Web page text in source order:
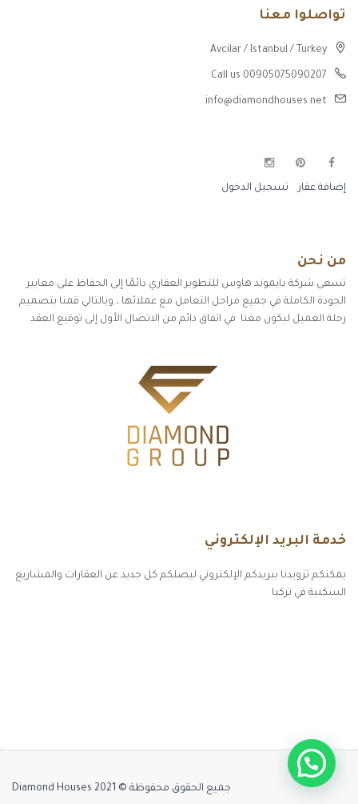
تواصلوا معنا
Avcilar / Istanbul / Turkey
Call us 00905075090207
info@diamondhouses.net
إضافة عقار تسجيل الدخول
من نحن
تسعى شركة دايموند هاوس للتطوير العقاري دائمًا إلى الحفاظ على معايير
الجودة الكاملة في جميع مراحل التعامل مع عملائها ، وبالتالي قمنا بتصميم
رحلة العميل ليكون معنا في اتفاق دائم من الاتصال الأول إلى توقيع العقد
خدمة البريد الإلكتروني
يمكنكم تزويدنا ببريدكم الإلكتروني ليصلكم كل جديد عن العقارات والمشاريع
السكنية في تركيا
جميع الحقوق محفوظة © Diamond Houses 2021